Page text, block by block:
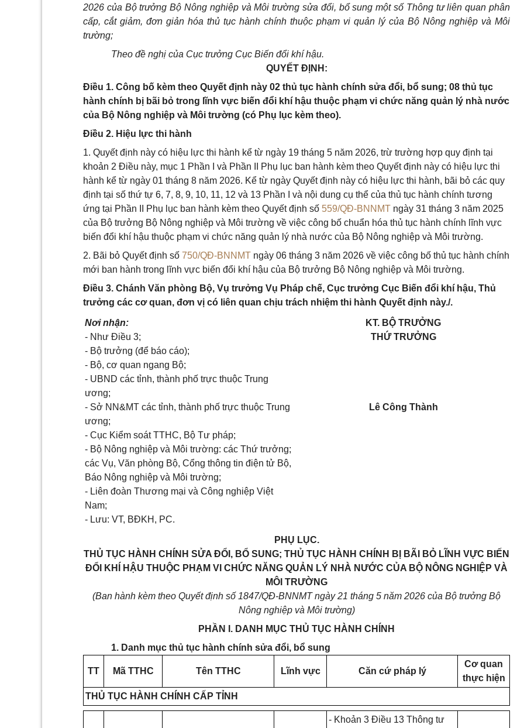
2026 của Bộ trưởng Bộ Nông nghiệp và Môi trường sửa đổi, bổ sung một số Thông tư liên quan phân
cấp, cắt giảm, đơn giản hóa thủ tục hành chính thuộc phạm vi quản lý của Bộ Nông nghiệp và Môi
trường;
Theo đề nghị của Cục trưởng Cục Biến đổi khí hậu.
QUYẾT ĐỊNH:
Điều 1. Công bố kèm theo Quyết định này 02 thủ tục hành chính sửa đổi, bổ sung; 08 thủ tục
hành chính bị bãi bỏ trong lĩnh vực biến đổi khí hậu thuộc phạm vi chức năng quản lý nhà nước
của Bộ Nông nghiệp và Môi trường (có Phụ lục kèm theo).
Điều 2. Hiệu lực thi hành
1. Quyết định này có hiệu lực thi hành kể từ ngày 19 tháng 5 năm 2026, trừ trường hợp quy định tại
khoản 2 Điều này, mục 1 Phần I và Phần II Phụ lục ban hành kèm theo Quyết định này có hiệu lực thi
hành kể từ ngày 01 tháng 8 năm 2026. Kể từ ngày Quyết định này có hiệu lực thi hành, bãi bỏ các quy
định tại số thứ tự 6, 7, 8, 9, 10, 11, 12 và 13 Phần I và nội dung cụ thể của thủ tục hành chính tương
ứng tại Phần II Phụ lục ban hành kèm theo Quyết định số 559/QĐ-BNNMT ngày 31 tháng 3 năm 2025
của Bộ trưởng Bộ Nông nghiệp và Môi trường về việc công bố chuẩn hóa thủ tục hành chính lĩnh vực
biến đổi khí hậu thuộc phạm vi chức năng quản lý nhà nước của Bộ Nông nghiệp và Môi trường.
2. Bãi bỏ Quyết định số 750/QĐ-BNNMT ngày 06 tháng 3 năm 2026 về việc công bố thủ tục hành chính
mới ban hành trong lĩnh vực biến đổi khí hậu của Bộ trưởng Bộ Nông nghiệp và Môi trường.
Điều 3. Chánh Văn phòng Bộ, Vụ trưởng Vụ Pháp chế, Cục trưởng Cục Biến đổi khí hậu, Thủ
trưởng các cơ quan, đơn vị có liên quan chịu trách nhiệm thi hành Quyết định này./.
Nơi nhận:
- Như Điều 3;
- Bộ trưởng (để báo cáo);
- Bộ, cơ quan ngang Bộ;
- UBND các tỉnh, thành phố trực thuộc Trung
ương;
- Sở NN&MT các tỉnh, thành phố trực thuộc Trung
ương;
- Cục Kiểm soát TTHC, Bộ Tư pháp;
- Bộ Nông nghiệp và Môi trường: các Thứ trưởng;
các Vụ, Văn phòng Bộ, Cổng thông tin điện tử Bộ,
Báo Nông nghiệp và Môi trường;
- Liên đoàn Thương mại và Công nghiệp Việt
Nam;
- Lưu: VT, BĐKH, PC.
KT. BỘ TRƯỞNG
THỨ TRƯỞNG
Lê Công Thành
PHỤ LỤC.
THỦ TỤC HÀNH CHÍNH SỬA ĐỔI, BỔ SUNG; THỦ TỤC HÀNH CHÍNH BỊ BÃI BỎ LĨNH VỰC BIẾN
ĐỔI KHÍ HẬU THUỘC PHẠM VI CHỨC NĂNG QUẢN LÝ NHÀ NƯỚC CỦA BỘ NÔNG NGHIỆP VÀ
MÔI TRƯỜNG
(Ban hành kèm theo Quyết định số 1847/QĐ-BNNMT ngày 21 tháng 5 năm 2026 của Bộ trưởng Bộ
Nông nghiệp và Môi trường)
PHẦN I. DANH MỤC THỦ TỤC HÀNH CHÍNH
1. Danh mục thủ tục hành chính sửa đổi, bổ sung
TT Mã TTHC Tên TTHC Lĩnh vực Căn cứ pháp lý
Cơ quan
thực hiện
THỦ TỤC HÀNH CHÍNH CẤP TỈNH
- Khoản 3 Điều 13 Thông tư